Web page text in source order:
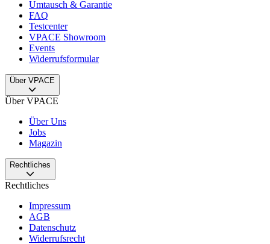
Umtausch & Garantie
FAQ
Testcenter
VPACE Showroom
Events
Widerrufsformular
Über VPACE
Über VPACE
Über Uns
Jobs
Magazin
Rechtliches
Rechtliches
Impressum
AGB
Datenschutz
Widerrufsrecht